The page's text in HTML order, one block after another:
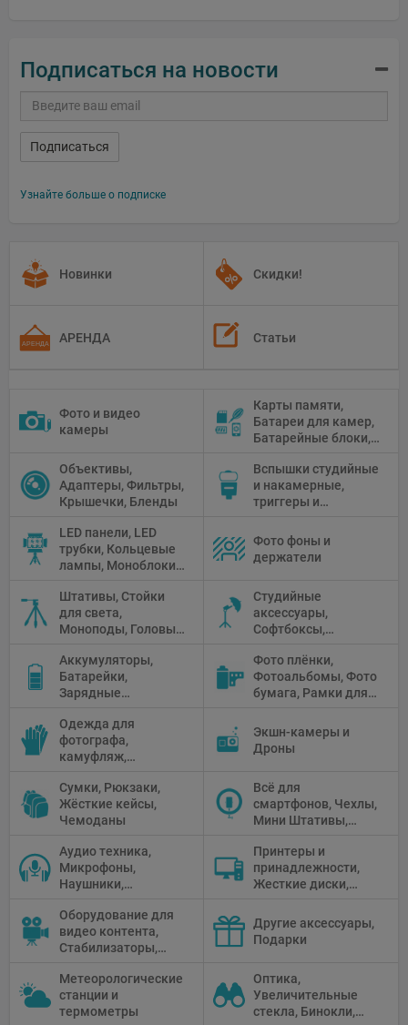
Подписаться на новости
Подписаться
Узнайте больше о подписке
Новинки Скидки!
АРЕНДА Статьи
Фото и видео
камеры
Карты памяти,
Батареи для камер,
Батарейные блоки,
Объективы,
Адаптеры, Фильтры,
Крышечки, Бленды
Вспышки студийные
и накамерные,
триггеры и
LED панели, LED
трубки, Кольцевые
лампы, Моноблоки,
Флуоресцентное и
галогенное
освещение
Фото фоны и
держатели
Штативы, Стойки
для света,
Моноподы, Головы
Студийные
аксессуары,
Софтбоксы,
Рефлекторы,
Отражатели,
Предметные
Аккумуляторы,
Батарейки,
Зарядные
питания, Солнечные
панели
Фото плёнки,
Фотоальбомы, Фото
бумага, Рамки для
камеры
Одежда для
фотографа,
камуфляж,
Экшн-камеры и
Дроны
Сумки, Рюкзаки,
Жёсткие кейсы,
Чемоданы
Всё для
смартфонов, Чехлы,
Мини Штативы,
Аудио техника,
Микрофоны,
Наушники,
микшеры, Кабели и
адаптеры
Принтеры и
принадлежности,
Жесткие диски,
Проекторы,
Графические
Планшеты, Бумага
Оборудование для
видео контента,
Стабилизаторы,
Мониторы,
Профессиональное
видео
Другие аксессуары,
Подарки
Метеорологические
станции и
термометры
Оптика,
Увеличительные
стекла, Бинокли,